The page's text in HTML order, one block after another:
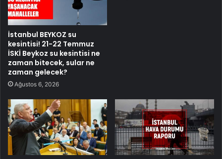
İstanbul BEYKOZ su
kesintisi! 21-22 Temmuz
İSKİ Beykoz su kesintisi ne
zaman bitecek, sular ne
zaman gelecek?
Ağustos 6, 2026